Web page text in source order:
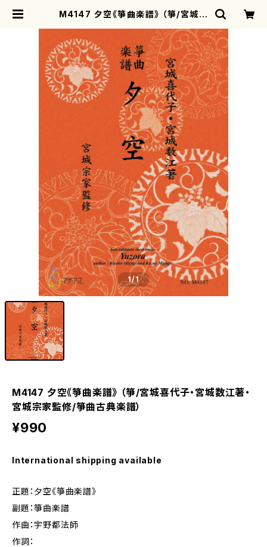
M4147 夕空《箏曲楽譜》 （箏/宮城喜
古典楽譜） | motherearth
1/1
M4147 夕空《箏曲楽譜》 （箏/宮城喜代子・宮城数江著・
宮城宗家監修/箏曲古典楽譜）
¥990
International shipping available
正題：夕空《箏曲楽譜》
副題：箏曲楽譜
作曲：宇野都法師
作詞：